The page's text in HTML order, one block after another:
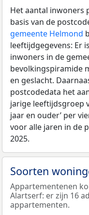
Het aantal inwoners
basis van de
gemeente Helmond
leeftijdgegevens: Er
inwoners in de
bevolkingspiramide
en geslacht.
postcodedata het
jarige leeftijdsgroep
jaar en ouder’ per
voor alle jaren in de
2025.
Soorten
Appartementenen
Alartserf: er zijn 16
appartementen.